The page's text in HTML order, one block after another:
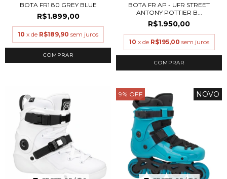
BOTA FR1 80 GREY BLUE
R$1.899,00
10 x de R$189,90 sem juros
COMPRAR
BOTA FR AP - UFR STREET
ANTONY POTTIER B...
R$1.950,00
10 x de R$195,00 sem juros
COMPRAR
9% OFF NOVO